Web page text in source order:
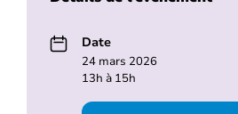
Date
24 mars 2026
13h à 15h